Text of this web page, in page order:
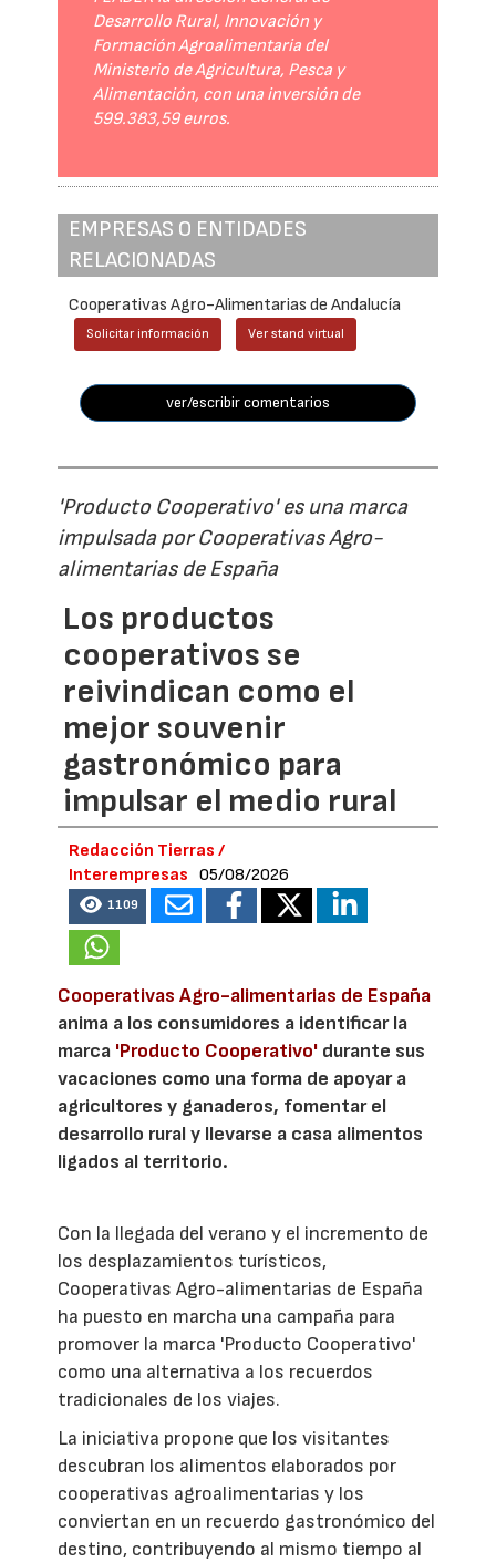
Desarrollo Rural, Innovación y
Formación Agroalimentaria del
Ministerio de Agricultura, Pesca y
Alimentación, con una inversión de
599.383,59 euros.
EMPRESAS O ENTIDADES
RELACIONADAS
Cooperativas Agro-Alimentarias de Andalucía
Solicitar información Ver stand virtual
ver/escribir comentarios
'Producto Cooperativo' es una marca
impulsada por Cooperativas Agro-
alimentarias de España
Los productos
cooperativos se
reivindican como el
mejor souvenir
gastronómico para
impulsar el medio rural
Redacción Tierras /
Interempresas
05/08/2026
1109
Cooperativas Agro-alimentarias de España
anima a los consumidores a identificar la
marca 'Producto Cooperativo' durante sus
vacaciones como una forma de apoyar a
agricultores y ganaderos, fomentar el
desarrollo rural y llevarse a casa alimentos
ligados al territorio.
Con la llegada del verano y el incremento de
los desplazamientos turísticos,
Cooperativas Agro-alimentarias de España
ha puesto en marcha una campaña para
promover la marca 'Producto Cooperativo'
como una alternativa a los recuerdos
tradicionales de los viajes.
La iniciativa propone que los visitantes
descubran los alimentos elaborados por
cooperativas agroalimentarias y los
conviertan en un recuerdo gastronómico del
destino, contribuyendo al mismo tiempo al